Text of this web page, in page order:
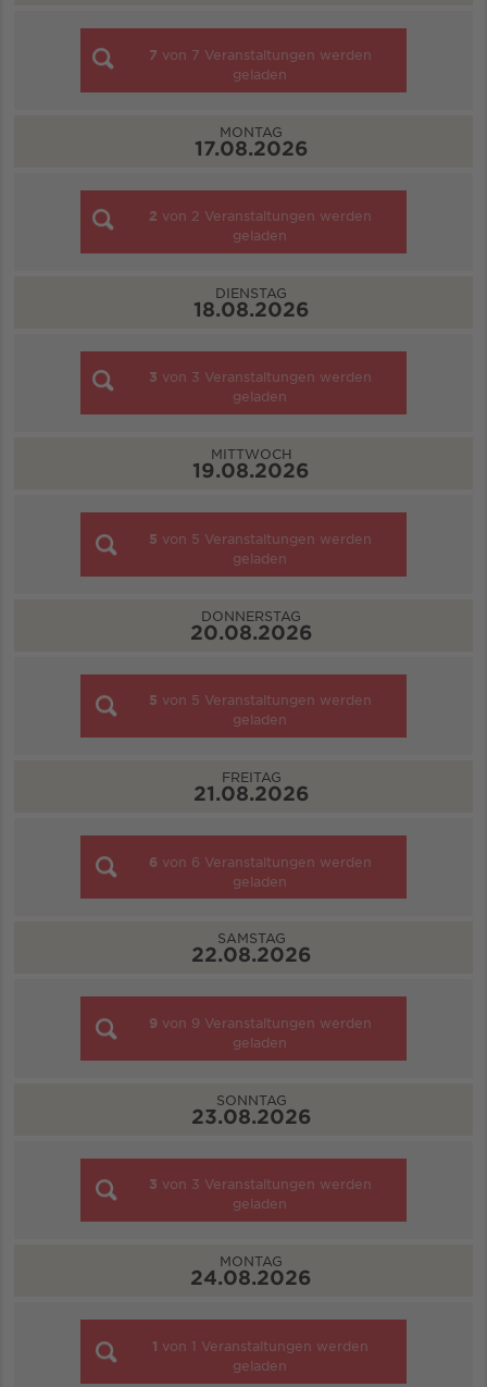
7 von 7 Veranstaltungen werden
geladen
MONTAG
17.08.2026
2 von 2 Veranstaltungen werden
geladen
DIENSTAG
18.08.2026
3 von 3 Veranstaltungen werden
geladen
MITTWOCH
19.08.2026
5 von 5 Veranstaltungen werden
geladen
DONNERSTAG
20.08.2026
5 von 5 Veranstaltungen werden
geladen
FREITAG
21.08.2026
6 von 6 Veranstaltungen werden
geladen
SAMSTAG
22.08.2026
9 von 9 Veranstaltungen werden
geladen
SONNTAG
23.08.2026
3 von 3 Veranstaltungen werden
geladen
MONTAG
24.08.2026
1 von 1 Veranstaltungen werden
geladen